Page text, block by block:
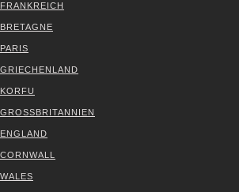
FRANK­REICH
BRE­TA­GNE
PARIS
GRIE­CHEN­LAND
KOR­FU
GROSS­BRI­TAN­NI­EN
ENG­LAND
CORN­WALL
WALES